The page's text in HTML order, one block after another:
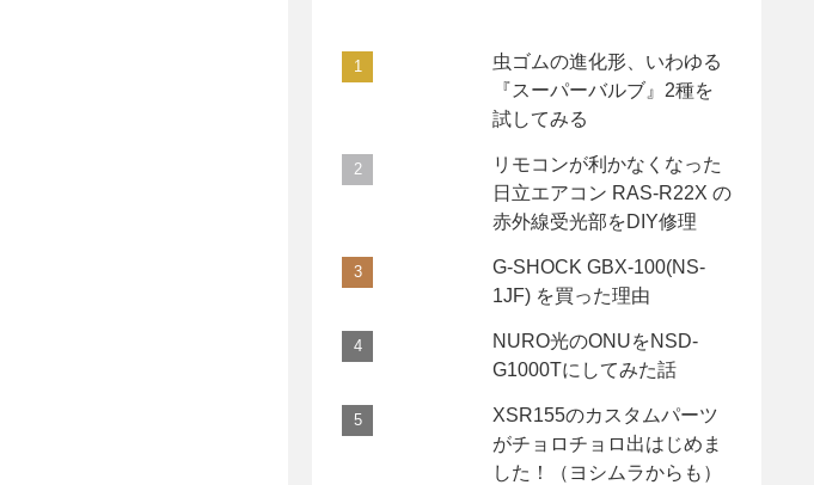
虫ゴムの進化形、いわゆる
『スーパーバルブ』2種を
試してみる
リモコンが利かなくなった
日立エアコン RAS-R22X の
赤外線受光部をDIY修理
G-SHOCK GBX-100(NS-
1JF) を買った理由
NURO光のONUをNSD-
G1000Tにしてみた話
XSR155のカスタムパーツ
がチョロチョロ出はじめま
した！（ヨシムラからも）